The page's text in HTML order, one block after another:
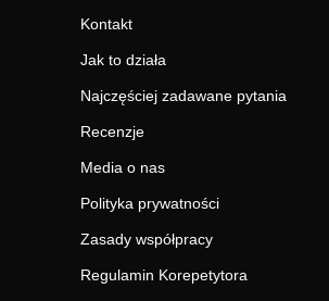
Kontakt
Jak to działa
Najczęściej zadawane pytania
Recenzje
Media o nas
Polityka prywatności
Zasady współpracy
Regulamin Korepetytora